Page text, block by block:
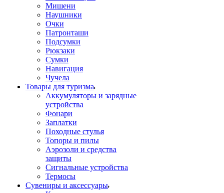
Мишени
Наушники
Очки
Патронташи
Подсумки
Рюкзаки
Сумки
Навигация
Чучела
Товары для туризма
Аккумуляторы и зарядные
устройства
Фонари
Заплатки
Походные стулья
Топоры и пилы
Аэрозоли и средства
защиты
Сигнальные устройства
Термосы
Сувениры и аксессуары